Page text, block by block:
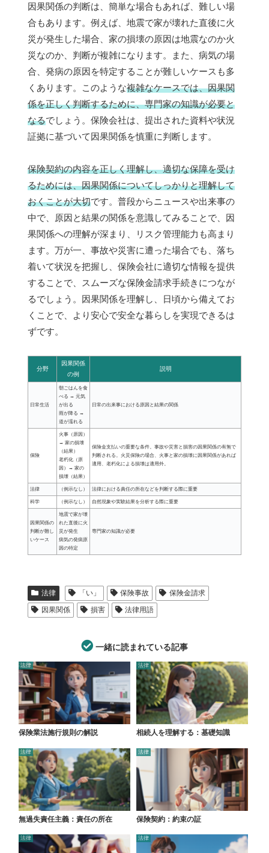
因果関係の判断は、簡単な場合もあれば、難しい場
合もあります。例えば、地震で家が壊れた直後に火
災が発生した場合、家の損壊の原因は地震なのか火
災なのか、判断が複雑になります。また、病気の場
合、発病の原因を特定することが難しいケースも多
くあります。このような複雑なケースでは、因果関
係を正しく判断するために、専門家の知識が必要と
なるでしょう。保険会社は、提出された資料や状況
証拠に基づいて因果関係を慎重に判断します。
保険契約の内容を正しく理解し、適切な保障を受け
るためには、因果関係についてしっかりと理解して
おくことが大切です。普段からニュースや出来事の
中で、原因と結果の関係を意識してみることで、因
果関係への理解が深まり、リスク管理能力も高まり
ます。万が一、事故や災害に遭った場合でも、落ち
着いて状況を把握し、保険会社に適切な情報を提供
することで、スムーズな保険金請求手続きにつなが
るでしょう。因果関係を理解し、日頃から備えてお
くことで、より安心で安全な暮らしを実現できるは
ずです。
分野
因果関係
の例
説明
日常生活
朝ごはんを食
べる → 元気
が出る
雨が降る →
道が濡れる
日常の出来事における原因と結果の関係
保険
火事（原因）
→ 家の損壊
（結果）
老朽化（原
因）→ 家の
損壊（結果）
保険金支払いの重要な条件。事故や災害と損害の因果関係の有無で
判断される。火災保険の場合、火事と家の損壊に因果関係があれば
適用、老朽化による損壊は適用外。
法律 （例示なし） 法律における責任の所在などを判断する際に重要
科学 （例示なし） 自然現象や実験結果を分析する際に重要
因果関係の
判断が難し
いケース
地震で家が壊
れた直後に火
災が発生
病気の発病原
因の特定
専門家の知識が必要
法律 「い」 保険事故
保険金請求
因果関係
損害 法律用語
一緒に読まれている記事
法律
保険業法施行規則の解説
法律
相続人を理解する：基礎知識
法律
無過失責任主義：責任の所在
法律
保険契約：約束の証
法律 法律